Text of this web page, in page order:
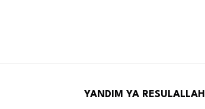
YANDIM YA RESULALLAH